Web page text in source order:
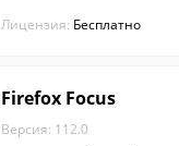
о позвонить им.
Лицензия: Бесплатно
Firefox Focus
Версия: 112.0